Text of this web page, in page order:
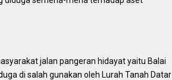
jalan pangeran hidayat yaitu Balai
di salah gunakan oleh Lurah Tanah Datar